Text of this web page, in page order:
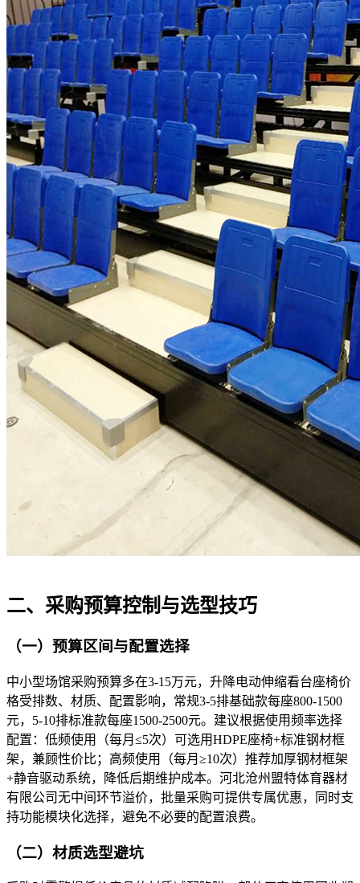
二、采购预算控制与选型技巧​
（一）预算区间与配置选择​
中小型场馆采购预算多在3-15万元，升降电动伸缩看台座椅价
格受排数、材质、配置影响，常规3-5排基础款每座800-1500
元，5-10排标准款每座1500-2500元。建议根据使用频率选择
配置：低频使用（每月≤5次）可选用HDPE座椅+标准钢材框
架，兼顾性价比；高频使用（每月≥10次）推荐加厚钢材框架
+静音驱动系统，降低后期维护成本。河北沧州盟特体育器材
有限公司无中间环节溢价，批量采购可提供专属优惠，同时支
持功能模块化选择，避免不必要的配置浪费。​
（二）材质选型避坑​